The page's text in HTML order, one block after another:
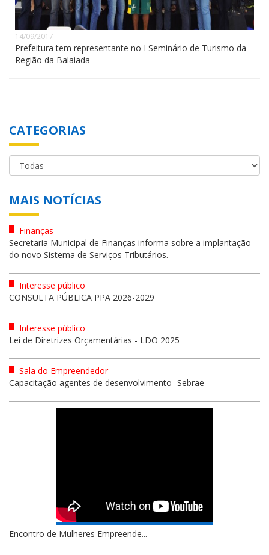
14/09/2017
Prefeitura tem representante no I Seminário de Turismo da
Região da Balaiada
CATEGORIAS
MAIS NOTÍCIAS
Finanças
Secretaria Municipal de Finanças informa sobre a implantação
do novo Sistema de Serviços Tributários.
Interesse público
CONSULTA PÚBLICA PPA 2026-2029
Interesse público
Lei de Diretrizes Orçamentárias - LDO 2025
Sala do Empreendedor
Capacitação agentes de desenvolvimento- Sebrae
Encontro de Mulheres Empreende...